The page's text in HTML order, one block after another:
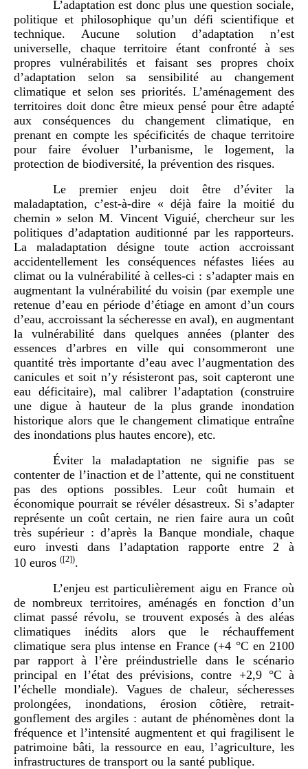
L’adaptation est donc plus une question sociale,
politique et philosophique qu’un défi scientifique et
technique. Aucune solution d’adaptation n’est
universelle, chaque territoire étant confronté à ses
propres vulnérabilités et faisant ses propres choix
d’adaptation selon sa sensibilité au changement
climatique et selon ses priorités. L’aménagement des
territoires doit donc être mieux pensé pour être adapté
aux conséquences du changement climatique, en
prenant en compte les spécificités de chaque territoire
pour faire évoluer l’urbanisme, le logement, la
protection de biodiversité, la prévention des risques.
Le premier enjeu doit être d’éviter la
maladaptation, c’est-à-dire « déjà faire la moitié du
chemin » selon M. Vincent Viguié, chercheur sur les
politiques d’adaptation auditionné par les rapporteurs.
La maladaptation désigne toute action accroissant
accidentellement les conséquences néfastes liées au
climat ou la vulnérabilité à celles-ci : s’adapter mais en
augmentant la vulnérabilité du voisin (par exemple une
retenue d’eau en période d’étiage en amont d’un cours
d’eau, accroissant la sécheresse en aval), en augmentant
la vulnérabilité dans quelques années (planter des
essences d’arbres en ville qui consommeront une
quantité très importante d’eau avec l’augmentation des
canicules et soit n’y résisteront pas, soit capteront une
eau déficitaire), mal calibrer l’adaptation (construire
une digue à hauteur de la plus grande inondation
historique alors que le changement climatique entraîne
des inondations plus hautes encore), etc.
Éviter la maladaptation ne signifie pas se
contenter de l’inaction et de l’attente, qui ne constituent
pas des options possibles. Leur coût humain et
économique pourrait se révéler désastreux. Si s’adapter
représente un coût certain, ne rien faire aura un coût
très supérieur : d’après la Banque mondiale, chaque
euro investi dans l’adaptation rapporte entre 2 à
10 euros ([2]).
L’enjeu est particulièrement aigu en France où
de nombreux territoires, aménagés en fonction d’un
climat passé révolu, se trouvent exposés à des aléas
climatiques inédits alors que le réchauffement
climatique sera plus intense en France (+4 °C en 2100
par rapport à l’ère préindustrielle dans le scénario
principal en l’état des prévisions, contre +2,9 °C à
l’échelle mondiale). Vagues de chaleur, sécheresses
prolongées, inondations, érosion côtière, retrait-
gonflement des argiles : autant de phénomènes dont la
fréquence et l’intensité augmentent et qui fragilisent le
patrimoine bâti, la ressource en eau, l’agriculture, les
infrastructures de transport ou la santé publique.